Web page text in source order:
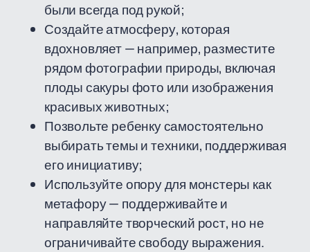
были всегда под рукой;
Создайте атмосферу, которая
вдохновляет — например, разместите
рядом фотографии природы, включая
плоды сакуры фото или изображения
красивых животных;
Позвольте ребенку самостоятельно
выбирать темы и техники, поддерживая
его инициативу;
Используйте опору для монстеры как
метафору — поддерживайте и
направляйте творческий рост, но не
ограничивайте свободу выражения.